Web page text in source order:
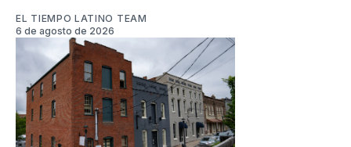
EL TIEMPO LATINO TEAM
6 de agosto de 2026